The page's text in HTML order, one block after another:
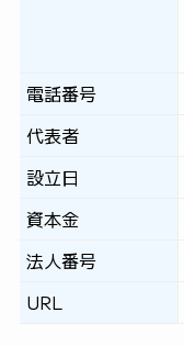
電話番号
代表者
設立日
資本金
法人番号
URL